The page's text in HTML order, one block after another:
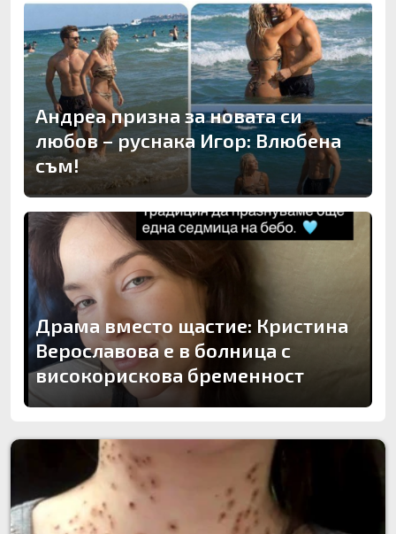
Андреа призна за новата си
любов – руснака Игор: Влюбена
съм!
Драма вместо щастие: Кристина
Верославова е в болница с
високорискова бременност